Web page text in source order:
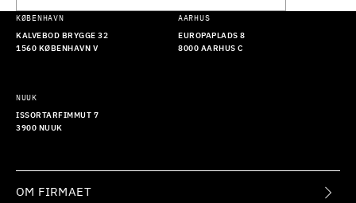
KØBENHAVN
KALVEBOD BRYGGE 32
1560 KØBENHAVN V
AARHUS
EUROPAPLADS 8
8000 AARHUS C
NUUK
ISSORTARFIMMUT 7
3900 NUUK
OM FIRMAET